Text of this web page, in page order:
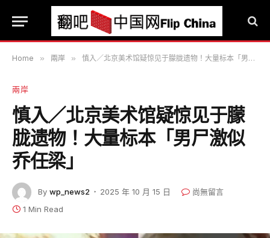
Home » 兩岸 » 慎入／北京美术馆疑惊见于朦胧遗物！大量标本「男尸激似乔任梁」
兩岸
慎入／北京美术馆疑惊见于朦
胧遗物！大量标本「男尸激似
乔任梁」
By wp_news2 2025 年 10 月 15 日
尚無留言
1 Min Read